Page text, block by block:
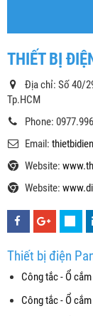
THIẾT BỊ
Địa chỉ: Số 40/
Tp.HCM
Phone:
Email:
Website:
Website:
Thiết bị điện
Công tắc - Ổ
Công tắc - Ổ